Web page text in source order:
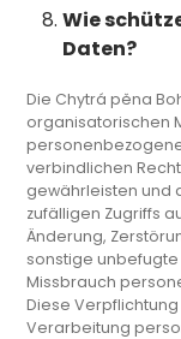
Wie
Daten?
Die Chytrá pěna
organisatorischen
verbindlichen
gewährleisten und
zufälligen Zugriffs
Änderung,
sonstige
Missbrauch
Diese
Verarbeitung